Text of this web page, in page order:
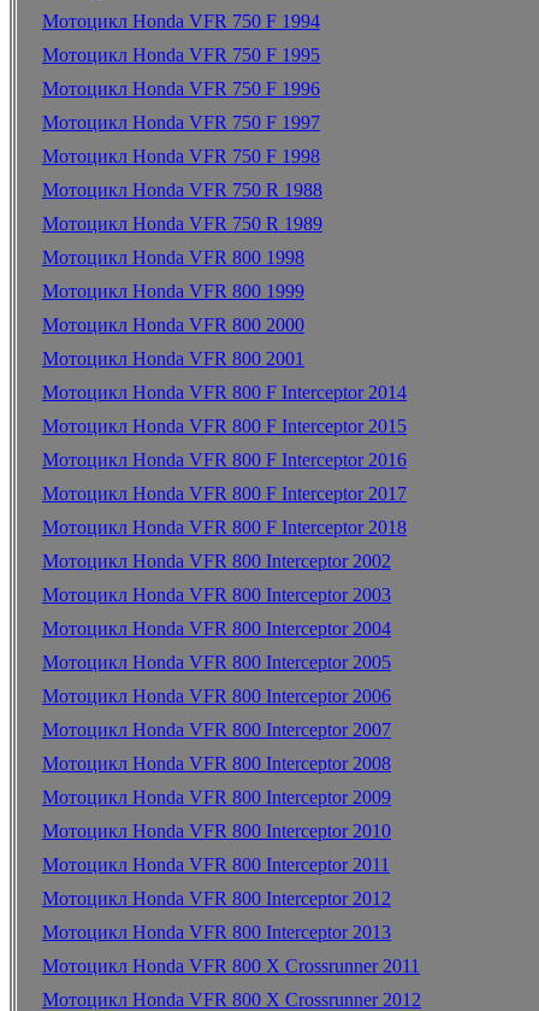
Мотоцикл Honda VFR 750 F 1994
Мотоцикл Honda VFR 750 F 1995
Мотоцикл Honda VFR 750 F 1996
Мотоцикл Honda VFR 750 F 1997
Мотоцикл Honda VFR 750 F 1998
Мотоцикл Honda VFR 750 R 1988
Мотоцикл Honda VFR 750 R 1989
Мотоцикл Honda VFR 800 1998
Мотоцикл Honda VFR 800 1999
Мотоцикл Honda VFR 800 2000
Мотоцикл Honda VFR 800 2001
Мотоцикл Honda VFR 800 F Interceptor 2014
Мотоцикл Honda VFR 800 F Interceptor 2015
Мотоцикл Honda VFR 800 F Interceptor 2016
Мотоцикл Honda VFR 800 F Interceptor 2017
Мотоцикл Honda VFR 800 F Interceptor 2018
Мотоцикл Honda VFR 800 Interceptor 2002
Мотоцикл Honda VFR 800 Interceptor 2003
Мотоцикл Honda VFR 800 Interceptor 2004
Мотоцикл Honda VFR 800 Interceptor 2005
Мотоцикл Honda VFR 800 Interceptor 2006
Мотоцикл Honda VFR 800 Interceptor 2007
Мотоцикл Honda VFR 800 Interceptor 2008
Мотоцикл Honda VFR 800 Interceptor 2009
Мотоцикл Honda VFR 800 Interceptor 2010
Мотоцикл Honda VFR 800 Interceptor 2011
Мотоцикл Honda VFR 800 Interceptor 2012
Мотоцикл Honda VFR 800 Interceptor 2013
Мотоцикл Honda VFR 800 X Crossrunner 2011
Мотоцикл Honda VFR 800 X Crossrunner 2012